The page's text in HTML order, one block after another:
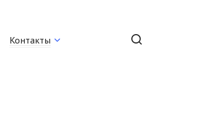
Контакты